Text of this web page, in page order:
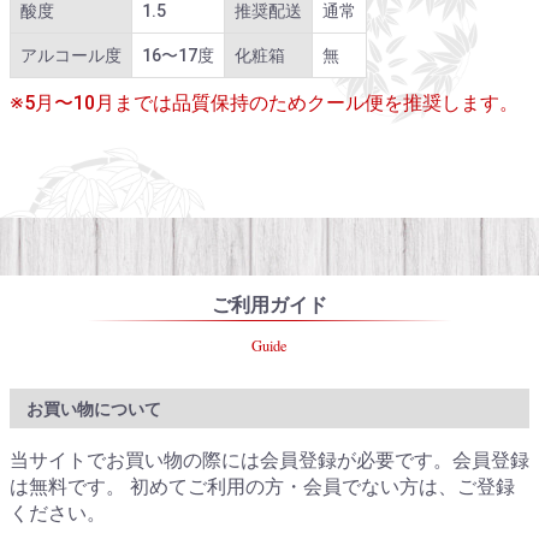
酸度 1.5 推奨配送 通常
アルコール度 16〜17度 化粧箱 無
※5月〜10月までは品質保持のためクール便を推奨します。
ご利用ガイド
Guide
お買い物について
当サイトでお買い物の際には会員登録が必要です。会員登録
は無料です。 初めてご利用の方・会員でない方は、ご登録
ください。